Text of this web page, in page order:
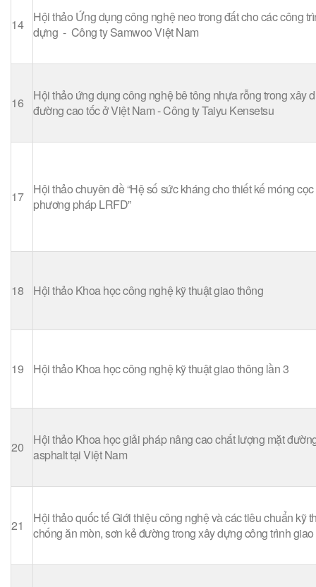
14
Hội thảo Ứng dụng công nghệ neo trong đất cho các công
dựng - Công ty Samwoo Việt Nam
16
Hội thảo ứng dụng công nghệ bê tông nhựa rỗng trong xây
đường cao tốc ở Việt Nam - Công ty Taiyu Kensetsu
17
Hội thảo chuyên đề “Hệ số sức kháng cho thiết kế móng
phương pháp LRFD”
18 Hội thảo Khoa học công nghệ kỹ thuật giao thông
19 Hội thảo Khoa học công nghệ kỹ thuật giao thông lần 3
20
Hội thảo Khoa học giải pháp nâng cao chất lượng mặt
asphalt tại Việt Nam
21
Hội thảo quốc tế Giới thiệu công nghệ và các tiêu chuẩn kỹ
chống ăn mòn, sơn kẻ đường trong xây dựng công trình